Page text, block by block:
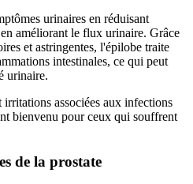
urinaires en réduisant
améliorant le flux urinaire. Grâce
et astringentes, l'épilobe traite
intestinales, ce qui peut
urinaire.
associées aux infections
bienvenu pour ceux qui souffrent
de la prostate